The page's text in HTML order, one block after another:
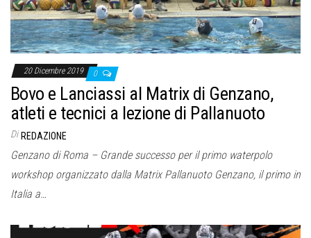
20 Dicembre 2019 0
Bovo e Lanciassi al Matrix di Genzano,
atleti e tecnici a lezione di Pallanuoto
Di REDAZIONE
Genzano di Roma – Grande successo per il primo waterpolo
workshop organizzato dalla Matrix Pallanuoto Genzano, il primo in
Italia a…